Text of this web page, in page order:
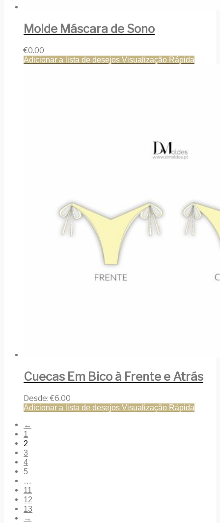
Molde Máscara de Sono
€0.00
Adicionar a lista de desejos Visualização Rápida
Cuecas Em Bico à Frente e Atrás
Desde:€6.00
Adicionar a lista de desejos Visualização Rápida
←
1
2
3
4
5
…
11
12
13
→